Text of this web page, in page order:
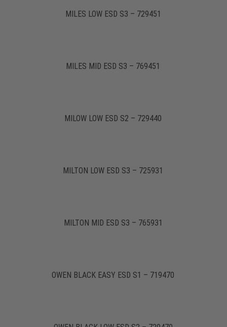
MILES LOW ESD S3 – 729451
MILES MID ESD S3 – 769451
MILOW LOW ESD S2 – 729440
MILTON LOW ESD S3 – 725931
MILTON MID ESD S3 – 765931
OWEN BLACK EASY ESD S1 – 719470